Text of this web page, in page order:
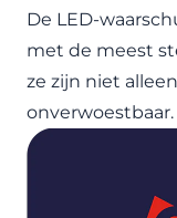
De LED-
met de meest
ze zijn niet
onverwoestbaar.